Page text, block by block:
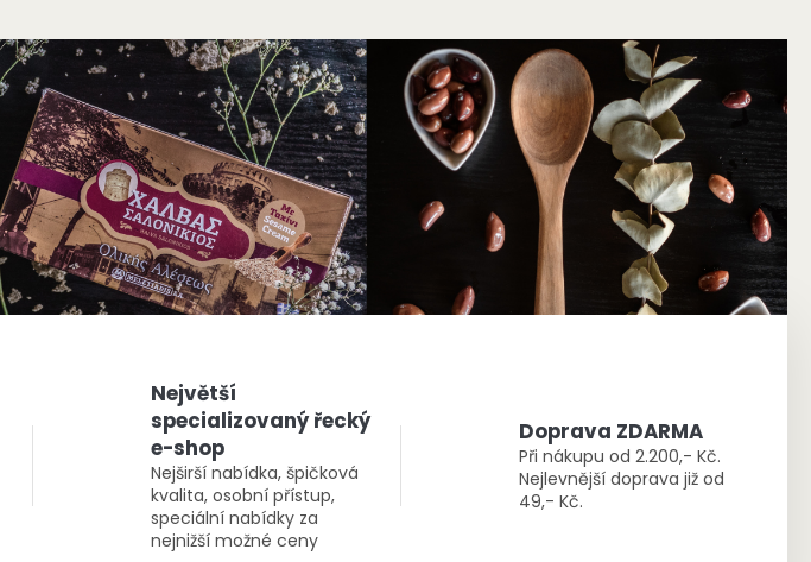
Největší
specializovaný řecký
e-shop
Nejširší nabídka, špičková
kvalita, osobní přístup,
speciální nabídky za
nejnižší možné ceny
Doprava ZDARMA
Při nákupu od 2.200,- Kč.
Nejlevnější doprava již od
49,- Kč.